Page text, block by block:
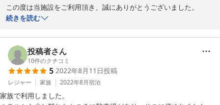
この度は当施設をご利用頂き、誠にありがとうございました。
ご家族で快適にお過ごし頂けたようで嬉しく存じます。
駐車場に関しましては、正直に申しますと立地等の兼ね合いで難し
い点もございますが、より一層快適にご滞在いただけるよう尽力し
てまいります。
今後もスタッフ一同精進してまいりますので、機会がございました
ら是非お立ち寄りください。
続きを読む
投稿者さん
10件のクチコミ
5 2022年8月11日投稿
レジャー 家族 2022年8月宿泊
家族で利用しました。